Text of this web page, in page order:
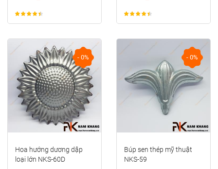
- 0%
Hoa hướng dương dập
loại lớn NKS-60D
- 0%
Búp sen thép mỹ thuật
NKS-59